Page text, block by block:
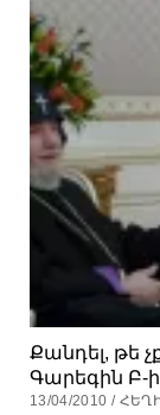
Քանդել, թե
Գարեգին Բ-
13/04/2010 /